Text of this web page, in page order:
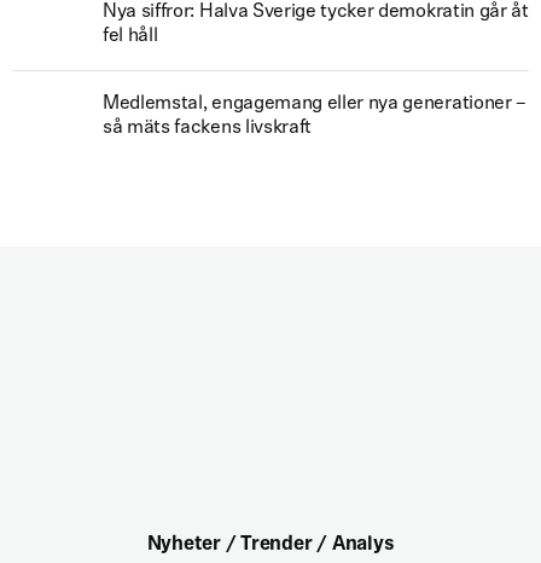
Nya siffror: Halva Sverige tycker demokratin går åt
fel håll
Medlemstal, engagemang eller nya generationer –
så mäts fackens livskraft
Nyheter / Trender / Analys